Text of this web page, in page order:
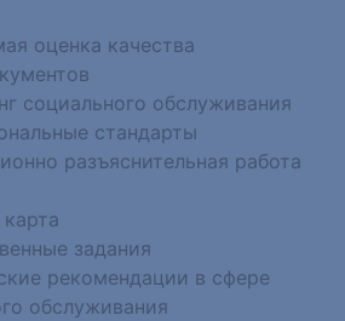
оценка качества
социального обслуживания
стандарты
разъяснительная работа
задания
рекомендации в сфере
обслуживания